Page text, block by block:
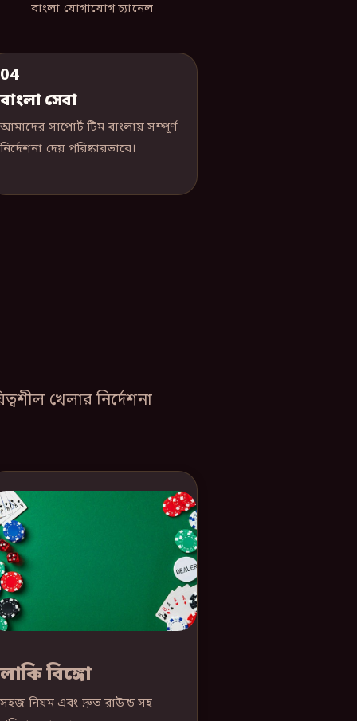
বাংলা যোগাযোগ চ্যানেল
04
বাংলা সেবা
আমাদের সাপোর্ট টিম বাংলায় সম্পূর্ণ
নির্দেশনা দেয় পরিষ্কারভাবে।
খেলার নির্দেশনা
লাকি বিঙ্গো
সহজ নিয়ম এবং দ্রুত রাউন্ড সহ